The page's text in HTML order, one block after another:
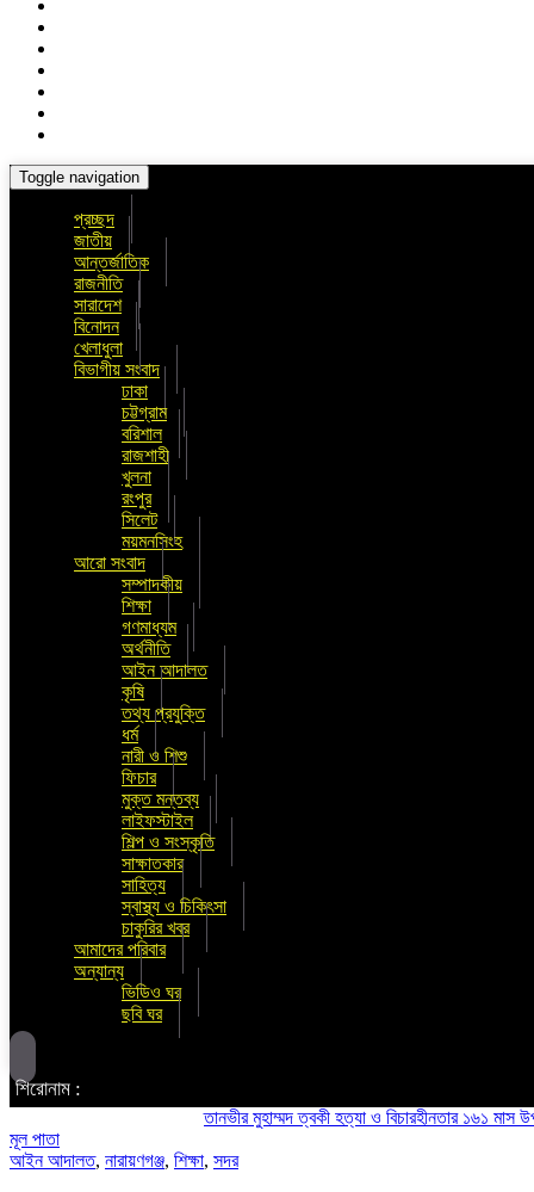
Toggle navigation
প্রচ্ছদ
জাতীয়
আন্তর্জাতিক
রাজনীতি
সারাদেশ
বিনোদন
খেলাধুলা
বিভাগীয় সংবাদ
ঢাকা
চট্টগ্রাম
বরিশাল
রাজশাহী
খুলনা
রংপুর
সিলেট
ময়মনসিংহ
আরো সংবাদ
সম্পাদকীয়
শিক্ষা
গণমাধ্যম
অর্থনীতি
আইন আদালত
কৃষি
তথ্য প্রযুক্তি
ধর্ম
নারী ও শিশু
ফিচার
মুক্ত মন্তব্য
লাইফস্টাইল
শিল্প ও সংস্কৃতি
সাক্ষাতকার
সাহিত্য
স্বাস্থ্য ও চিকিৎসা
চাকুরির খবর
আমাদের পরিবার
অন্যান্য
ভিডিও ঘর
ছবি ঘর
শিরোনাম :
তানভীর মুহাম্মদ ত্বকী হত্যা ও বিচারহীনতার ১৬১ মাস
মূল পাতা
আইন আদালত, নারায়ণগঞ্জ, শিক্ষা, সদর